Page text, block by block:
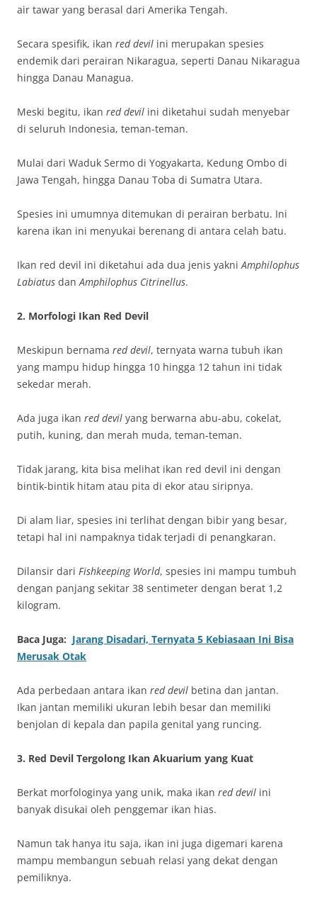
air tawar yang berasal dari Amerika Tengah.
Secara spesifik, ikan red devil ini merupakan spesies
endemik dari perairan Nikaragua, seperti Danau Nikaragua
hingga Danau Managua.
Meski begitu, ikan red devil ini diketahui sudah menyebar
di seluruh Indonesia, teman-teman.
Mulai dari Waduk Sermo di Yogyakarta, Kedung Ombo di
Jawa Tengah, hingga Danau Toba di Sumatra Utara.
Spesies ini umumnya ditemukan di perairan berbatu. Ini
karena ikan ini menyukai berenang di antara celah batu.
Ikan red devil ini diketahui ada dua jenis yakniAmphilophus
Labiatus danAmphilophus Citrinellus.
2. Morfologi Ikan Red Devil
Meskipun bernama red devil, ternyata warna tubuh ikan
yang mampu hidup hingga 10 hingga 12 tahun ini tidak
sekedar merah.
Ada juga ikan red devil yang berwarna abu-abu, cokelat,
putih, kuning, dan merah muda, teman-teman.
Tidak jarang, kita bisa melihat ikan red devil ini dengan
bintik-bintik hitam atau pita di ekor atau siripnya.
Di alam liar, spesies ini terlihat dengan bibir yang besar,
tetapi hal ini nampaknya tidak terjadi di penangkaran.
Dilansir dari Fishkeeping World, spesies ini mampu tumbuh
dengan panjang sekitar 38 sentimeter dengan berat 1,2
kilogram.
Baca Juga: Jarang Disadari, Ternyata 5 Kebiasaan Ini Bisa
Merusak Otak
Ada perbedaan antara ikan red devil betina dan jantan.
Ikan jantan memiliki ukuran lebih besar dan memiliki
benjolan di kepala dan papila genital yang runcing.
3. Red Devil Tergolong Ikan Akuarium yang Kuat
Berkat morfologinya yang unik, maka ikan red devil ini
banyak disukai oleh penggemar ikan hias.
Namun tak hanya itu saja, ikan ini juga digemari karena
mampu membangun sebuah relasi yang dekat dengan
pemiliknya.